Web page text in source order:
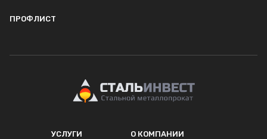
ПРОФЛИСТ
УСЛУГИ
О КОМПАНИИ